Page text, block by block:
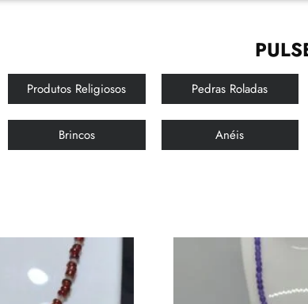
Produtos Religiosos Pedras Roladas
Brincos Anéis